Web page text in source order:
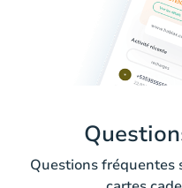
Questions fréquentes